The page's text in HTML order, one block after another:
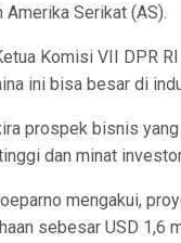
Amerika Serikat (AS).
Komisi VII DPR
ini bisa besar di
prospek bisnis
dan minat
mengakui,
sebesar USD 1,6